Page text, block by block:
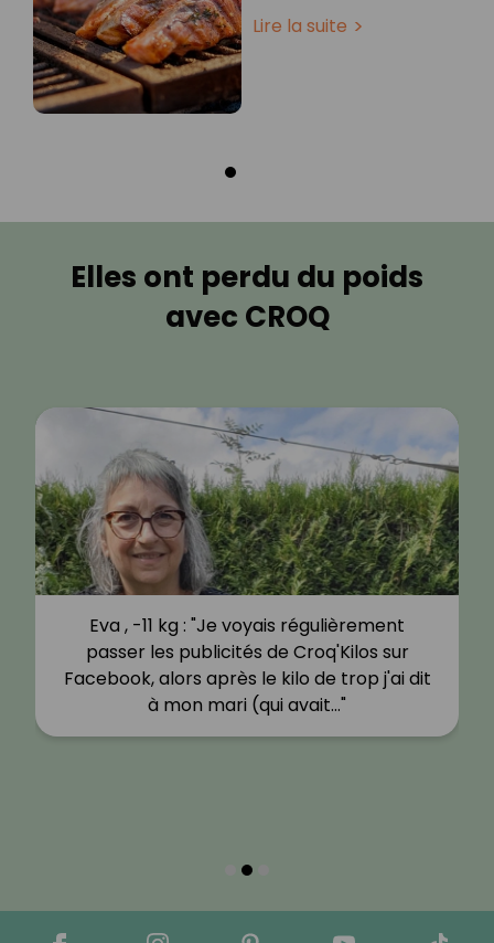
Lire la suite
Elles ont perdu du poids
avec CROQ
Eva , -11 kg : "Je voyais régulièrement
passer les publicités de Croq'Kilos sur
Facebook, alors après le kilo de trop j'ai dit
à mon mari (qui avait…"